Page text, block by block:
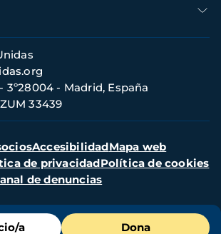
a Dona
3º28004 - Madrid, España
33439
AccesibilidadMapa web
de privacidadPolítica de cookies
de denuncias